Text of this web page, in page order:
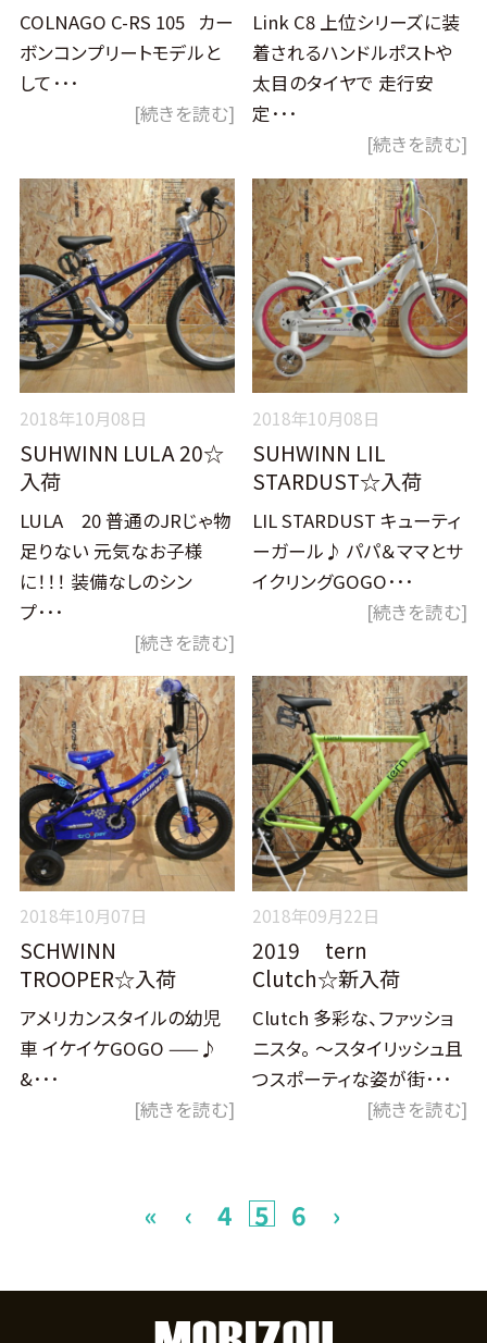
COLNAGO C-RS 105 カー
ボンコンプリートモデルと
して･･･
[続きを読む]
Link C8 上位シリーズに装
着されるハンドルポストや
太目のタイヤで 走行安
定･･･
[続きを読む]
2018年10月08日
SUHWINN LULA 20☆
入荷
LULA 20 普通のJRじゃ物
足りない 元気なお子様
に！！！ 装備なしのシン
プ･･･
[続きを読む]
2018年10月08日
SUHWINN LIL
STARDUST☆入荷
LIL STARDUST キューティ
ーガール♪ パパ＆ママとサ
イクリングGOGO･･･
[続きを読む]
2018年10月07日
SCHWINN
TROOPER☆入荷
アメリカンスタイルの幼児
車 イケイケGOGO ——♪
&･･･
[続きを読む]
2018年09月22日
2019 tern
Clutch☆新入荷
Clutch 多彩な、ファッショ
ニスタ。 ～スタイリッシュ且
つスポーティな姿が街･･･
[続きを読む]
« ‹ 4 5 6 ›